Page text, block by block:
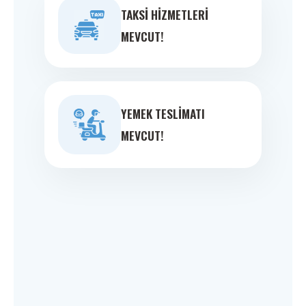
TAKSI HIZMETLERI
MEVCUT!
YEMEK TESLIMATI
MEVCUT!